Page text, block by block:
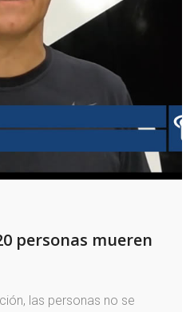
personas mueren
las personas no se